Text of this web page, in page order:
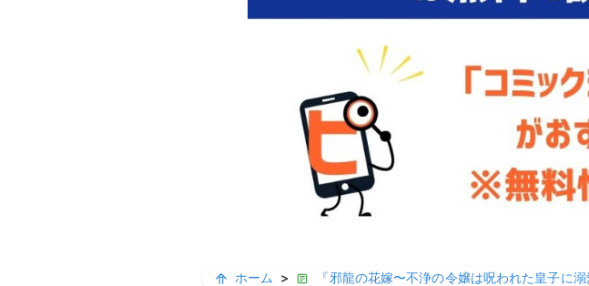
ホーム > 『邪龍の花嫁〜不浄の令嬢は呪われた皇子に